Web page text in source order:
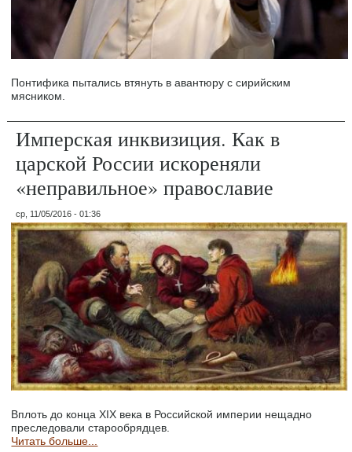
Понтифика пытались втянуть в авантюру с сирийским
мясником.
Имперская инквизиция. Как в
царской России искореняли
«неправильное» православие
ср, 11/05/2016 - 01:36
Вплоть до конца XIX века в Российской империи нещадно
преследовали старообрядцев.
Читать больше...